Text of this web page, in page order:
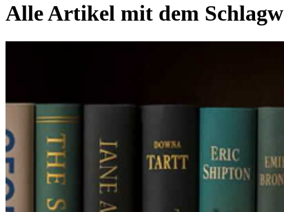
Alle Artikel mit dem